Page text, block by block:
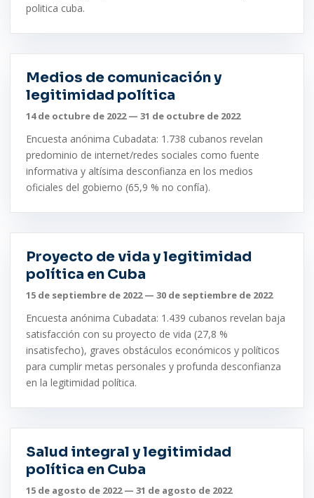
politica cuba.
Medios de comunicación y
legitimidad política
14 de octubre de 2022 — 31 de octubre de 2022
Encuesta anónima Cubadata: 1.738 cubanos revelan
predominio de internet/redes sociales como fuente
informativa y altísima desconfianza en los medios
oficiales del gobierno (65,9 % no confía).
Proyecto de vida y legitimidad
política en Cuba
15 de septiembre de 2022 — 30 de septiembre de 2022
Encuesta anónima Cubadata: 1.439 cubanos revelan baja
satisfacción con su proyecto de vida (27,8 %
insatisfecho), graves obstáculos económicos y políticos
para cumplir metas personales y profunda desconfianza
en la legitimidad política.
Salud integral y legitimidad
política en Cuba
15 de agosto de 2022 — 31 de agosto de 2022